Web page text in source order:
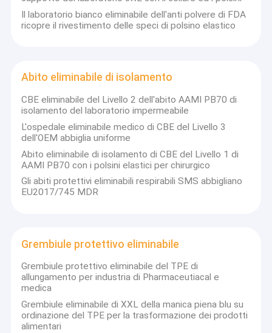
Il laboratorio bianco eliminabile dell'anti polvere di FDA
ricopre il rivestimento delle speci di polsino elastico
Abito eliminabile di isolamento
CBE eliminabile del Livello 2 dell'abito AAMI PB70 di
isolamento del laboratorio impermeabile
L'ospedale eliminabile medico di CBE del Livello 3
dell'OEM abbiglia uniforme
Abito eliminabile di isolamento di CBE del Livello 1 di
AAMI PB70 con i polsini elastici per chirurgico
Gli abiti protettivi eliminabili respirabili SMS abbigliano
EU2017/745 MDR
Grembiule protettivo eliminabile
Grembiule protettivo eliminabile del TPE di
allungamento per industria di Pharmaceutiacal e
medica
Grembiule eliminabile di XXL della manica piena blu su
ordinazione del TPE per la trasformazione dei prodotti
alimentari